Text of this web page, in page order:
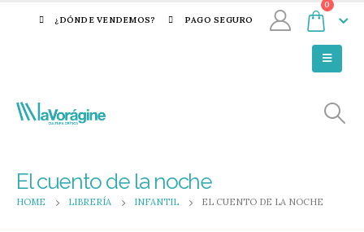
¿DÓNDE VENDEMOS? PAGO SEGURO
0
El cuento de la noche
HOME LIBRERÍA INFANTIL EL CUENTO DE LA NOCHE